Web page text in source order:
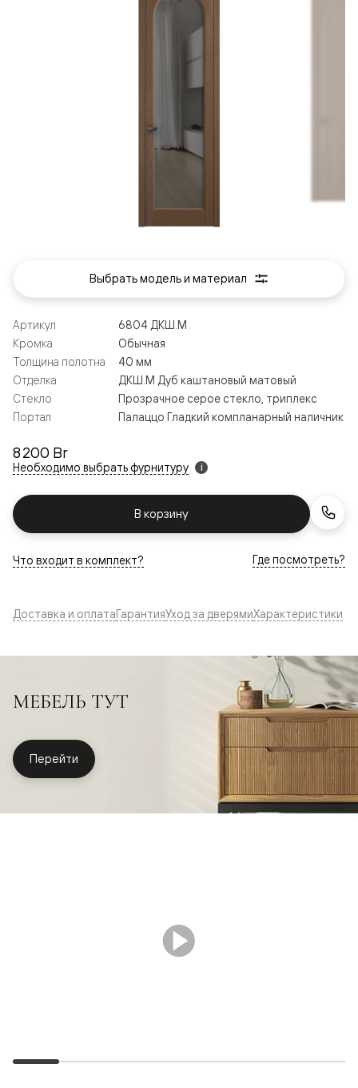
8 200 Br
Необходимо выбрать фурнитуру i
В корзину
Артикул
6804 ДКШ.М
Кромка
Обычная
Толщина полотна
40 мм
Отделка
ДКШ.М Дуб каштановый матовый
Стекло
Прозрачное серое стекло, триплекс
Портал
Палаццо Гладкий компланарный наличник
Что входит в комплект? Где посмотреть?
Выбрать модель и материал
Доставка и оплатаГарантияУход за дверямиХарактеристики
МЕБЕЛЬ ТУТ
Перейти